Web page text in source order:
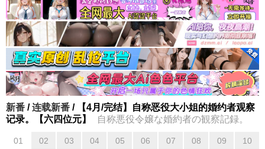
新番 /连载新番 / 【4月/完结】自称恶役大小姐的婚约者观察
记录。【六四位元】
自称悪役令嬢な婚約者の観察記録。
01
02
03
04
05
06
07
08
09
10